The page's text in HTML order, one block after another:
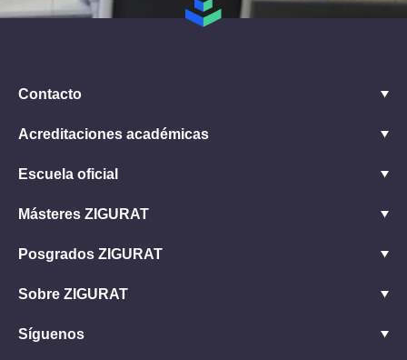
Contacto
Acreditaciones académicas
Escuela oficial
Másteres ZIGURAT
Posgrados ZIGURAT
Sobre ZIGURAT
Síguenos